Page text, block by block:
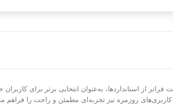
از استانداردها، به‌عنوان انتخابی برتر برای
کاربری‌های روزمره نیز تجربه‌ای مطمئن و راحت را فراهم